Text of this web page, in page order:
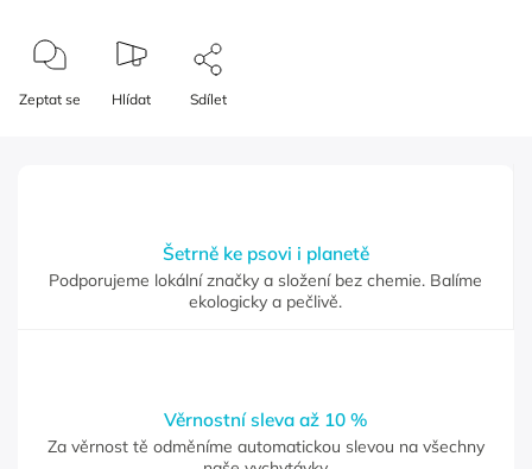
Zeptat se Hlídat Sdílet
Šetrně ke psovi i planetě
Podporujeme lokální značky a složení bez chemie. Balíme
ekologicky a pečlivě.
Věrnostní sleva až 10 %
Za věrnost tě odměníme automatickou slevou na všechny